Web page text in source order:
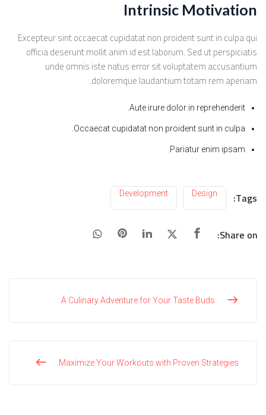
Intrinsic Motivation
Excepteur sint occaecat cupidatat non proident sunt in culpa qui
officia deserunt mollit anim id est laborum. Sed ut perspiciatis
unde omnis iste natus error sit voluptatem accusantium
doloremque laudantium totam rem aperiam.
Aute irure dolor in reprehenderit.
Occaecat cupidatat non proident sunt in culpa.
Pariatur enim ipsam.
Tags:
Design
Development
Share on:
A Culinary Adventure for Your Taste Buds
Maximize Your Workouts with Proven Strategies